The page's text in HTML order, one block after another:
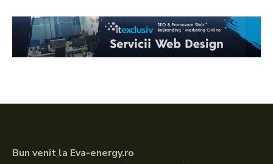
Bun venit la Eva-energy.ro